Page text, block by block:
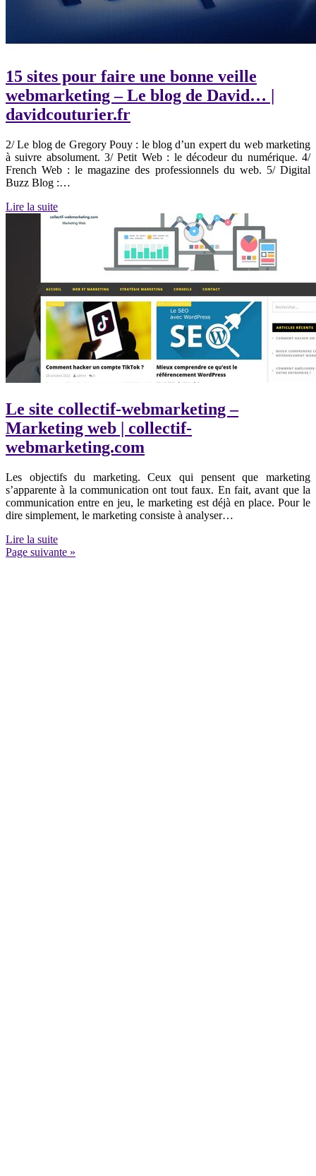
15 sites pour faire une bonne veille
webmarketing – Le blog de David… |
davidcouturier.fr
2/ Le blog de Gregory Pouy : le blog d’un expert du web marketing
à suivre absolument. 3/ Petit Web : le décodeur du numérique. 4/
French Web : le magazine des professionnels du web. 5/ Digital
Buzz Blog :…
Lire la suite
Le site collectif-webmarketing –
Marketing web | collectif-
webmarketing.com
Les objectifs du marketing. Ceux qui pensent que marketing
s’apparente à la communication ont tout faux. En fait, avant que la
communication entre en jeu, le marketing est déjà en place. Pour le
dire simplement, le marketing consiste à analyser…
Lire la suite
Page suivante »